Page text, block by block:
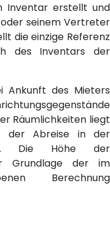
Inventar erstellt und
seinem Vertreter
die einzige Referenz
des Inventars der
Ankunft des Mieters
Räumlichkeiten liegt
der Abreise in der
Die Höhe der
Grundlage der im
Berechnung